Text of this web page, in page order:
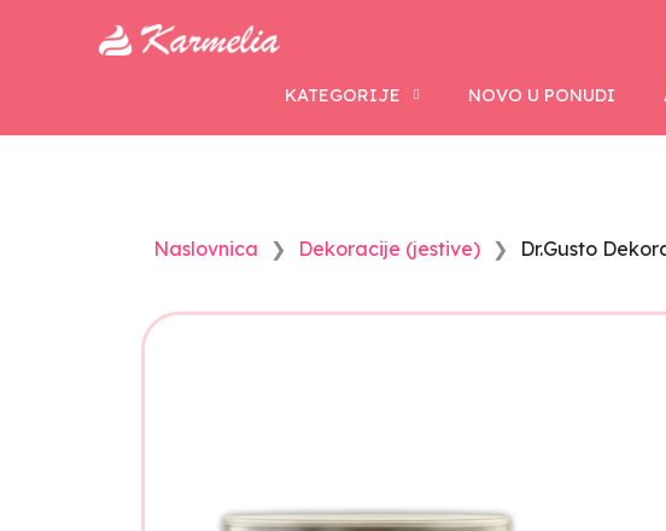
KATEGORIJE NOVO U PONUDI
Naslovnica Dekoracije (jestive) Dr.Gusto